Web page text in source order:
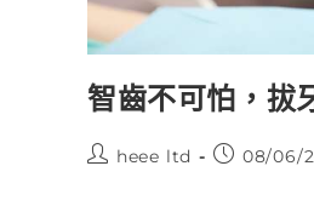
智齒不可怕，拔
heee ltd 08/06/